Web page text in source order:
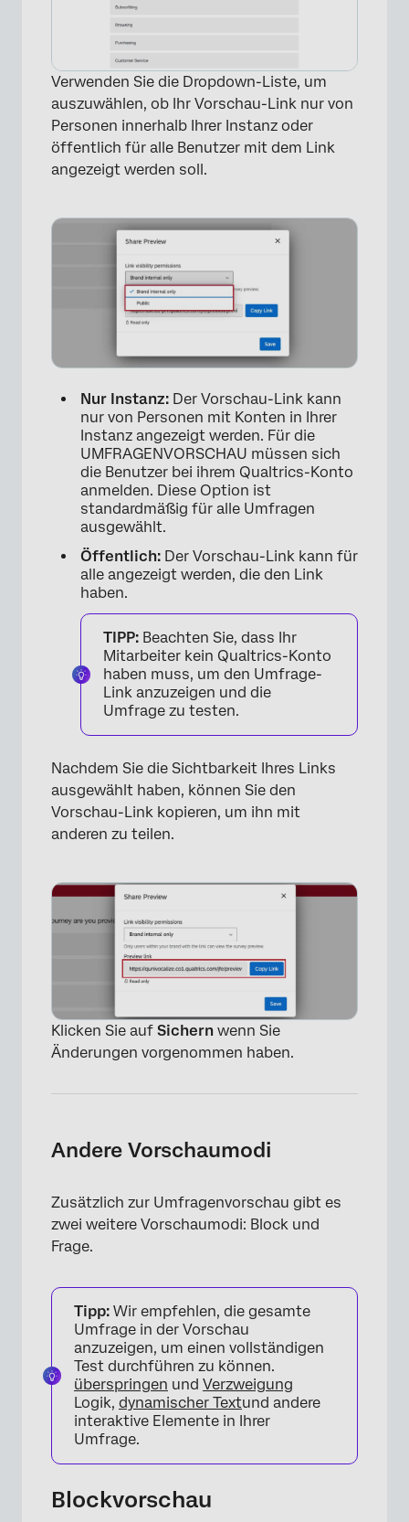
Verwenden Sie die Dropdown-Liste, um
auszuwählen, ob Ihr Vorschau-Link nur von
Personen innerhalb Ihrer Instanz oder
öffentlich für alle Benutzer mit dem Link
angezeigt werden soll.
Nur Instanz: Der Vorschau-Link kann
nur von Personen mit Konten in Ihrer
Instanz angezeigt werden. Für die
UMFRAGENVORSCHAU müssen sich
die Benutzer bei ihrem Qualtrics-Konto
anmelden. Diese Option ist
standardmäßig für alle Umfragen
ausgewählt.
Öffentlich: Der Vorschau-Link kann für
alle angezeigt werden, die den Link
haben.
TIPP: Beachten Sie, dass Ihr
Mitarbeiter kein Qualtrics-Konto
haben muss, um den Umfrage-
Link anzuzeigen und die
Umfrage zu testen.
Nachdem Sie die Sichtbarkeit Ihres Links
ausgewählt haben, können Sie den
Vorschau-Link kopieren, um ihn mit
anderen zu teilen.
Klicken Sie auf Sichern wenn Sie
Änderungen vorgenommen haben.
Andere Vorschaumodi
Zusätzlich zur Umfragenvorschau gibt es
zwei weitere Vorschaumodi: Block und
Frage.
Tipp: Wir empfehlen, die gesamte
Umfrage in der Vorschau
anzuzeigen, um einen vollständigen
Test durchführen zu können.
überspringen und Verzweigung
Logik, dynamischer Textund andere
interaktive Elemente in Ihrer
Umfrage.
Blockvorschau